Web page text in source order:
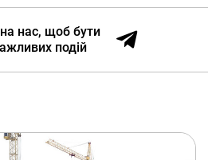
нас, щоб бути
подій